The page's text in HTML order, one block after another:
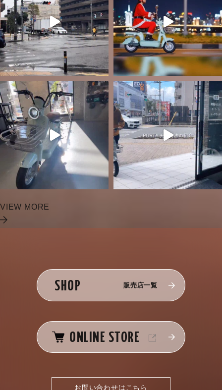
VIEW MORE
SHOP 販売店一覧
ONLINE STORE
お問い合わせはこちら